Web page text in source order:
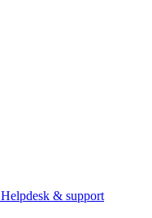
Helpdesk & support